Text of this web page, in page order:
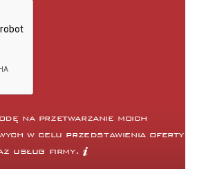
na przetwarzanie moich
w celu przedstawienia oferty
usług firmy.